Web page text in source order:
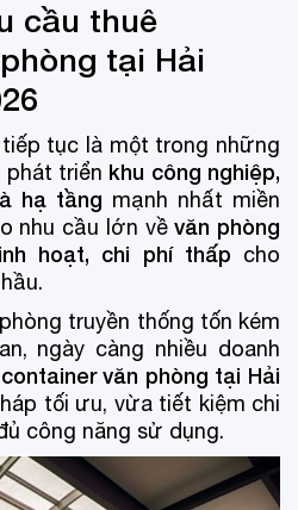
cầu thuê
tại Hải
tiếp tục là một trong những
triển khu công nghiệp,
hạ tầng mạnh nhất miền
nhu cầu lớn vềvăn phòng
hoạt, chi phí thấp cho
truyền thống tốn kém
ngày càng nhiều doanh
văn phòng tại Hải
tối ưu, vừa tiết kiệm chi
công năng sử dụng.